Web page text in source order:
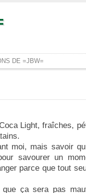
DE =JBW=
Light, fraîches,
moi, mais savoir
savourer un
parce que tout
que ça sera pas